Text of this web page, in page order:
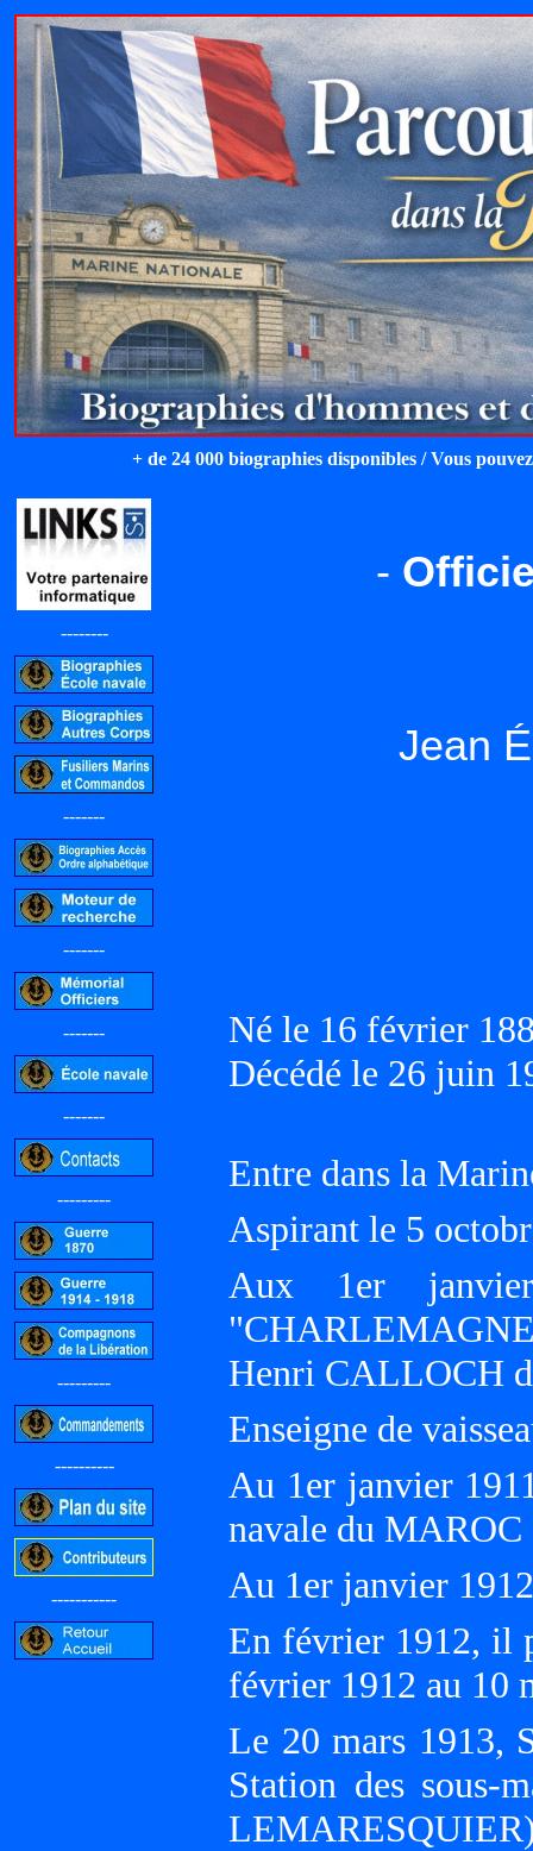
+ de 24 000 biographies disponibles / Vous
--------
-------
-------
-------
-------
---------
---------
----------
-----------
-
Jean
Né le 16 février
Décédé le 26 juin
Entre dans la
Aspirant le 5
Aux 1er
Henri CALLOCH
Enseigne de
Au 1er janvier
navale du
Au 1er janvier
En février 1912, il
février 1912 au 10
Le 20 mars 1913,
Station des sous-